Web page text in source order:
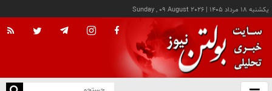
يکشنبه ۱۸ مرداد ۱۴۰۵ |
Sunday , 09 August 2026